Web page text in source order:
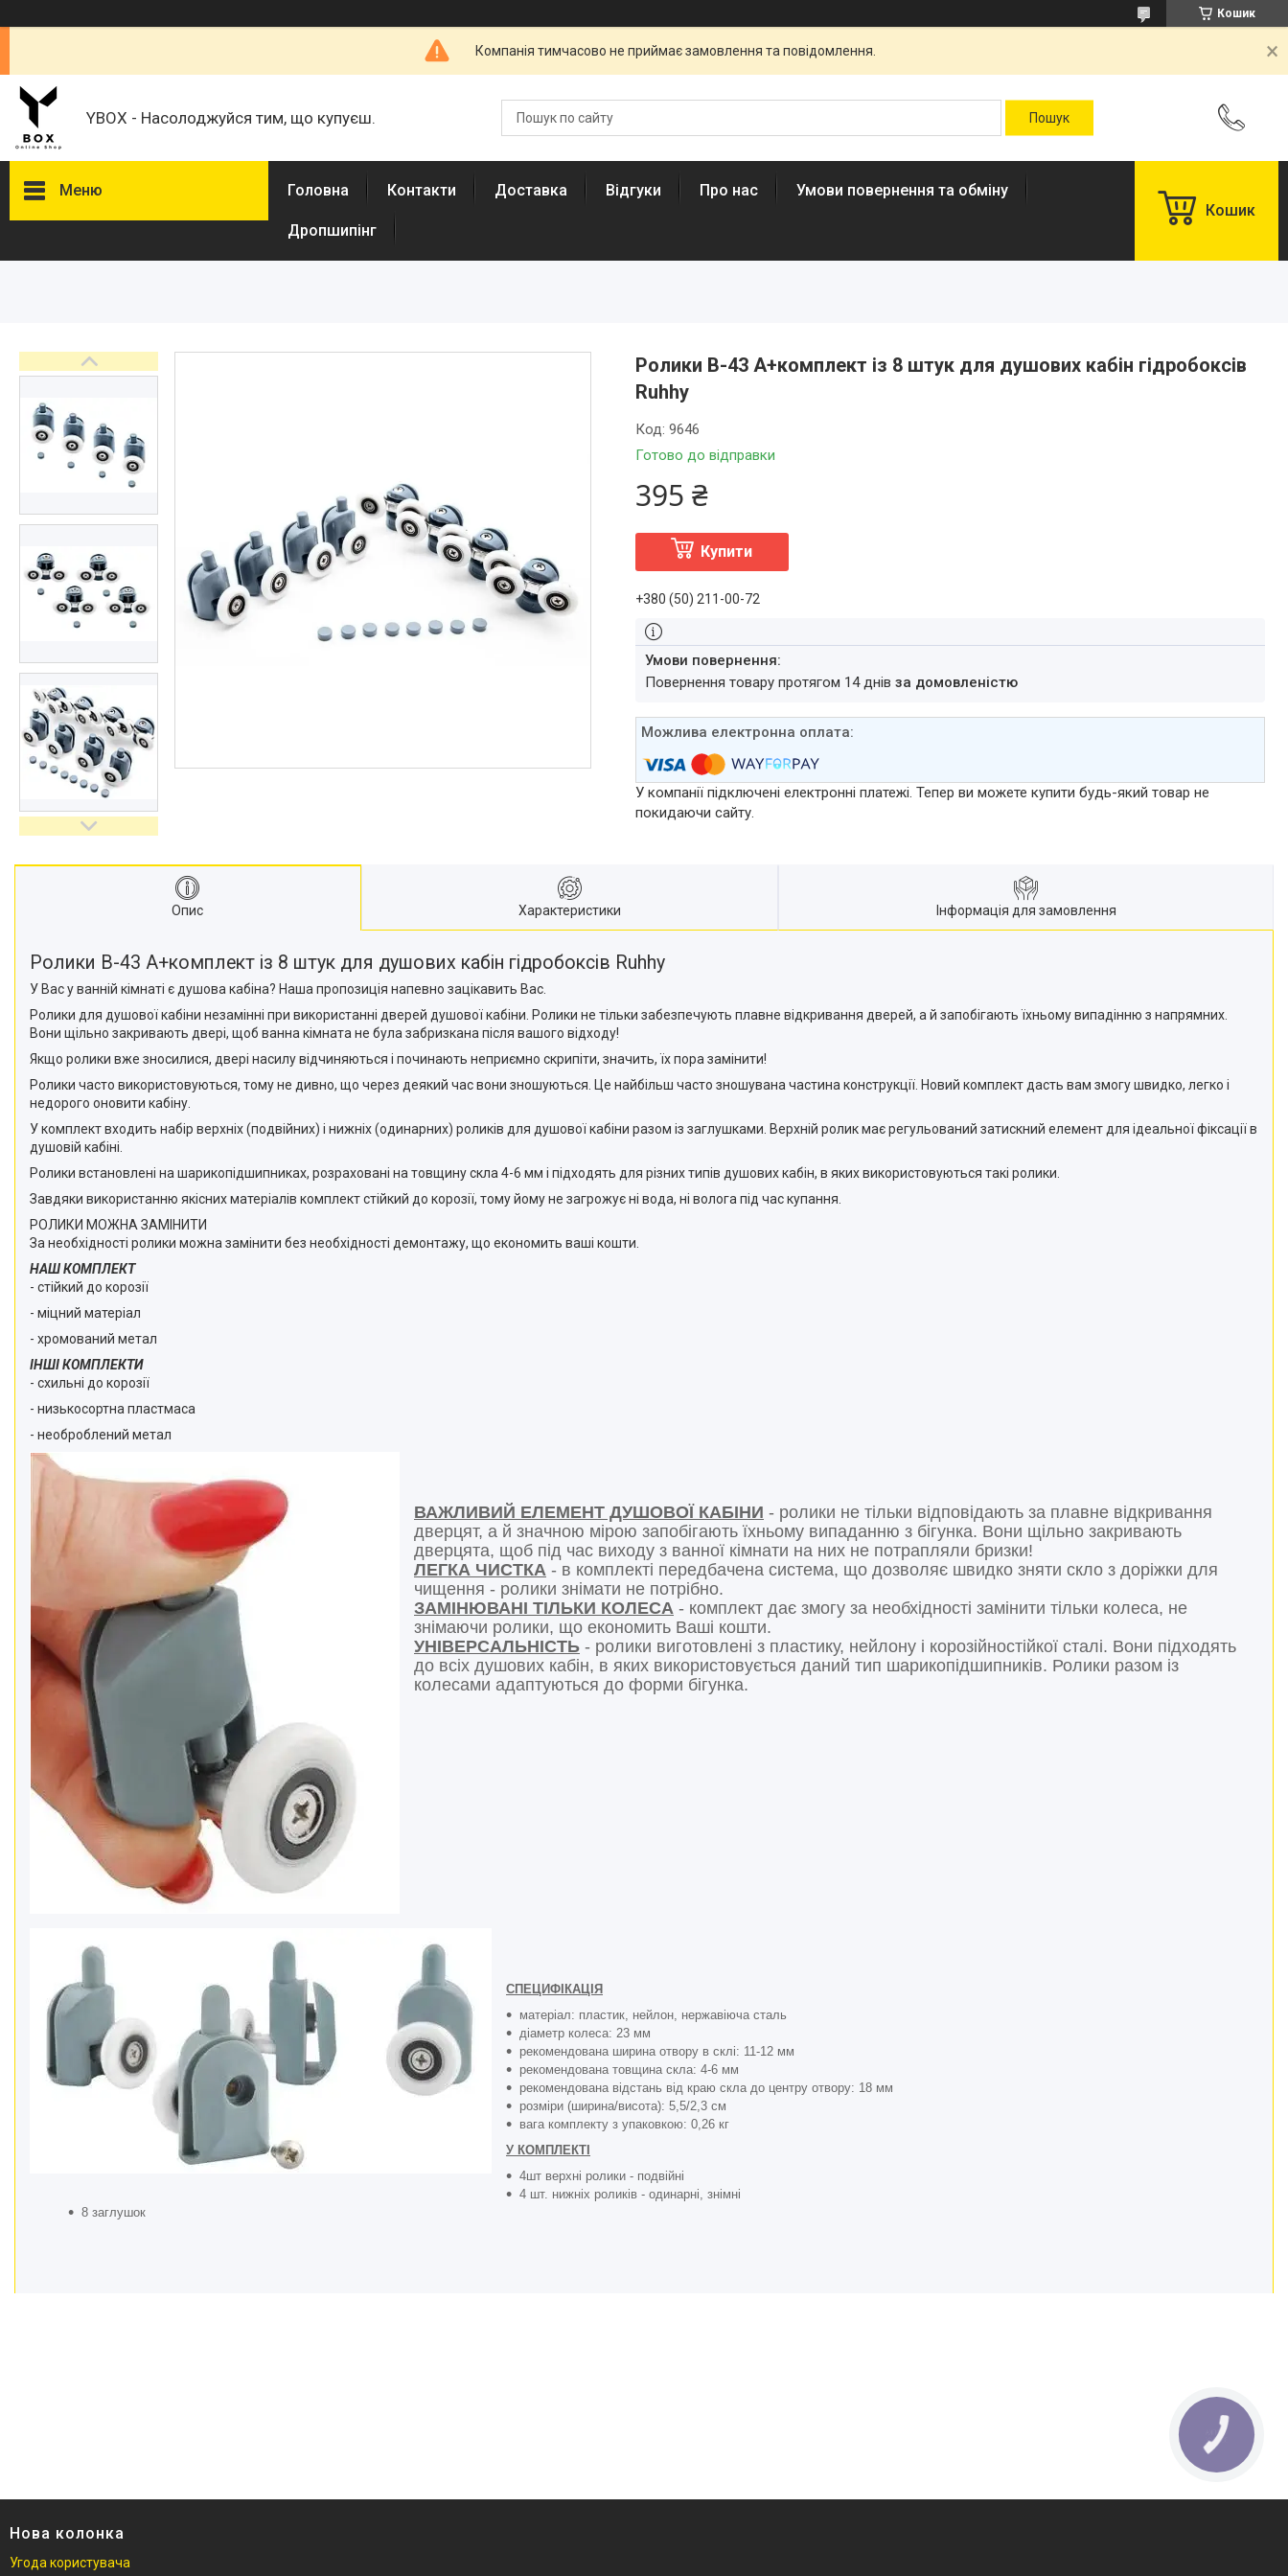
Кошик
Компанія тимчасово не приймає замовлення та повідомлення.
YBOX - Насолоджуйся тим, що купуєш.
Меню
Спорт і туризм
Товари для дітей
Зоотовари
Техніка для кухні
Інструменти і обладнання
Все для краси та здоров'я
Все для саду
Інші товари
Електроніка
Головна Контакти Доставка Відгуки Про нас Умови повернення та обміну
Дропшипінг
Кошик
Ролики B-43 A+комплект із 8 штук для душових кабін гідробоксів
Ruhhy
Готово до відправки
Код: 9646
395 ₴
Купити
+380 (50) 211-00-72
повернення товару протягом 14 днів за домовленістю
У компанії підключені електронні платежі. Тепер ви можете купити будь-який товар не
покидаючи сайту.
Опис Характеристики Інформація для замовлення
Ролики B-43 A+комплект із 8 штук для душових кабін гідробоксів Ruhhy
У Вас у ванній кімнаті є душова кабіна? Наша пропозиція напевно зацікавить Вас.
Ролики для душової кабіни незамінні при використанні дверей душової кабіни. Ролики не тільки забезпечують плавне відкривання дверей, а й запобігають їхньому випадінню з напрямних.
Вони щільно закривають двері, щоб ванна кімната не була забризкана після вашого відходу!
Якщо ролики вже зносилися, двері насилу відчиняються і починають неприємно скрипіти, значить, їх пора замінити!
Ролики часто використовуються, тому не дивно, що через деякий час вони зношуються. Це найбільш часто зношувана частина конструкції. Новий комплект дасть вам змогу швидко, легко і
недорого оновити кабіну.
У комплект входить набір верхніх (подвійних) і нижніх (одинарних) роликів для душової кабіни разом із заглушками. Верхній ролик має регульований затискний елемент для ідеальної фіксації в
душовій кабіні.
Ролики встановлені на шарикопідшипниках, розраховані на товщину скла 4-6 мм і підходять для різних типів душових кабін, в яких використовуються такі ролики.
Завдяки використанню якісних матеріалів комплект стійкий до корозії, тому йому не загрожує ні вода, ні волога під час купання.
РОЛИКИ МОЖНА ЗАМІНИТИ
За необхідності ролики можна замінити без необхідності демонтажу, що економить ваші кошти.
НАШ КОМПЛЕКТ
- стійкий до корозії
- міцний матеріал
- хромований метал
ІНШІ КОМПЛЕКТИ
- схильні до корозії
- низькосортна пластмаса
- необроблений метал
ВАЖЛИВИЙ ЕЛЕМЕНТ ДУШОВОЇ КАБІНИ - ролики не тільки відповідають за плавне відкривання
дверцят, а й значною мірою запобігають їхньому випаданню з бігунка. Вони щільно закривають
дверцята, щоб під час виходу з ванної кімнати на них не потрапляли бризки!
ЛЕГКА ЧИСТКА - в комплекті передбачена система, що дозволяє швидко зняти скло з доріжки для
чищення - ролики знімати не потрібно.
ЗАМІНЮВАНІ ТІЛЬКИ КОЛЕСА - комплект дає змогу за необхідності замінити тільки колеса, не
знімаючи ролики, що економить Ваші кошти.
УНІВЕРСАЛЬНІСТЬ - ролики виготовлені з пластику, нейлону і корозійностійкої сталі. Вони підходять
до всіх душових кабін, в яких використовується даний тип шарикопідшипників. Ролики разом із
колесами адаптуються до форми бігунка.
СПЕЦИФІКАЦІЯ
матеріал: пластик, нейлон, нержавіюча сталь
діаметр колеса: 23 мм
рекомендована ширина отвору в склі: 11-12 мм
рекомендована товщина скла: 4-6 мм
рекомендована відстань від краю скла до центру отвору: 18 мм
розміри (ширина/висота): 5,5/2,3 см
вага комплекту з упаковкою: 0,26 кг
У КОМПЛЕКТІ
4шт верхні ролики - подвійні
4 шт. нижніх роликів - одинарні, знімні
8 заглушок
Нова колонка
Угода користувача